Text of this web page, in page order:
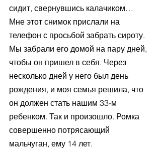
сидит, свернувшись калачиком…
Мне этот снимок прислали на
телефон с просьбой забрать сироту.
Мы забрали его домой на пару дней,
чтобы он пришел в себя. Через
несколько дней у него был день
рождения, и моя семья решила, что
он должен стать нашим 33-м
ребенком. Так и произошло. Ромка
совершенно потрясающий
мальчуган, ему 14 лет.